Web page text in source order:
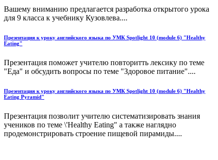
Вашему вниманию предлагается разработка открытого урока
для 9 класса к учебнику Кузовлева....
Презентация к уроку английского языка по УМК Spotlight 10 (module 6) "Healthy
Eating"
Презентация поможет учителю повторитть лексику по теме
"Еда" и обсудить вопросы по теме "Здоровое питание"....
Презентация к уроку английского языка по УМК Spotlight 10 (module 6) "Healthy
Eating Pyramid"
Презентация позволит учителю систематизировать знания
учеников по теме \'Healthy Eating" а также наглядно
продемонстрировать строение пищевой пирамиды....